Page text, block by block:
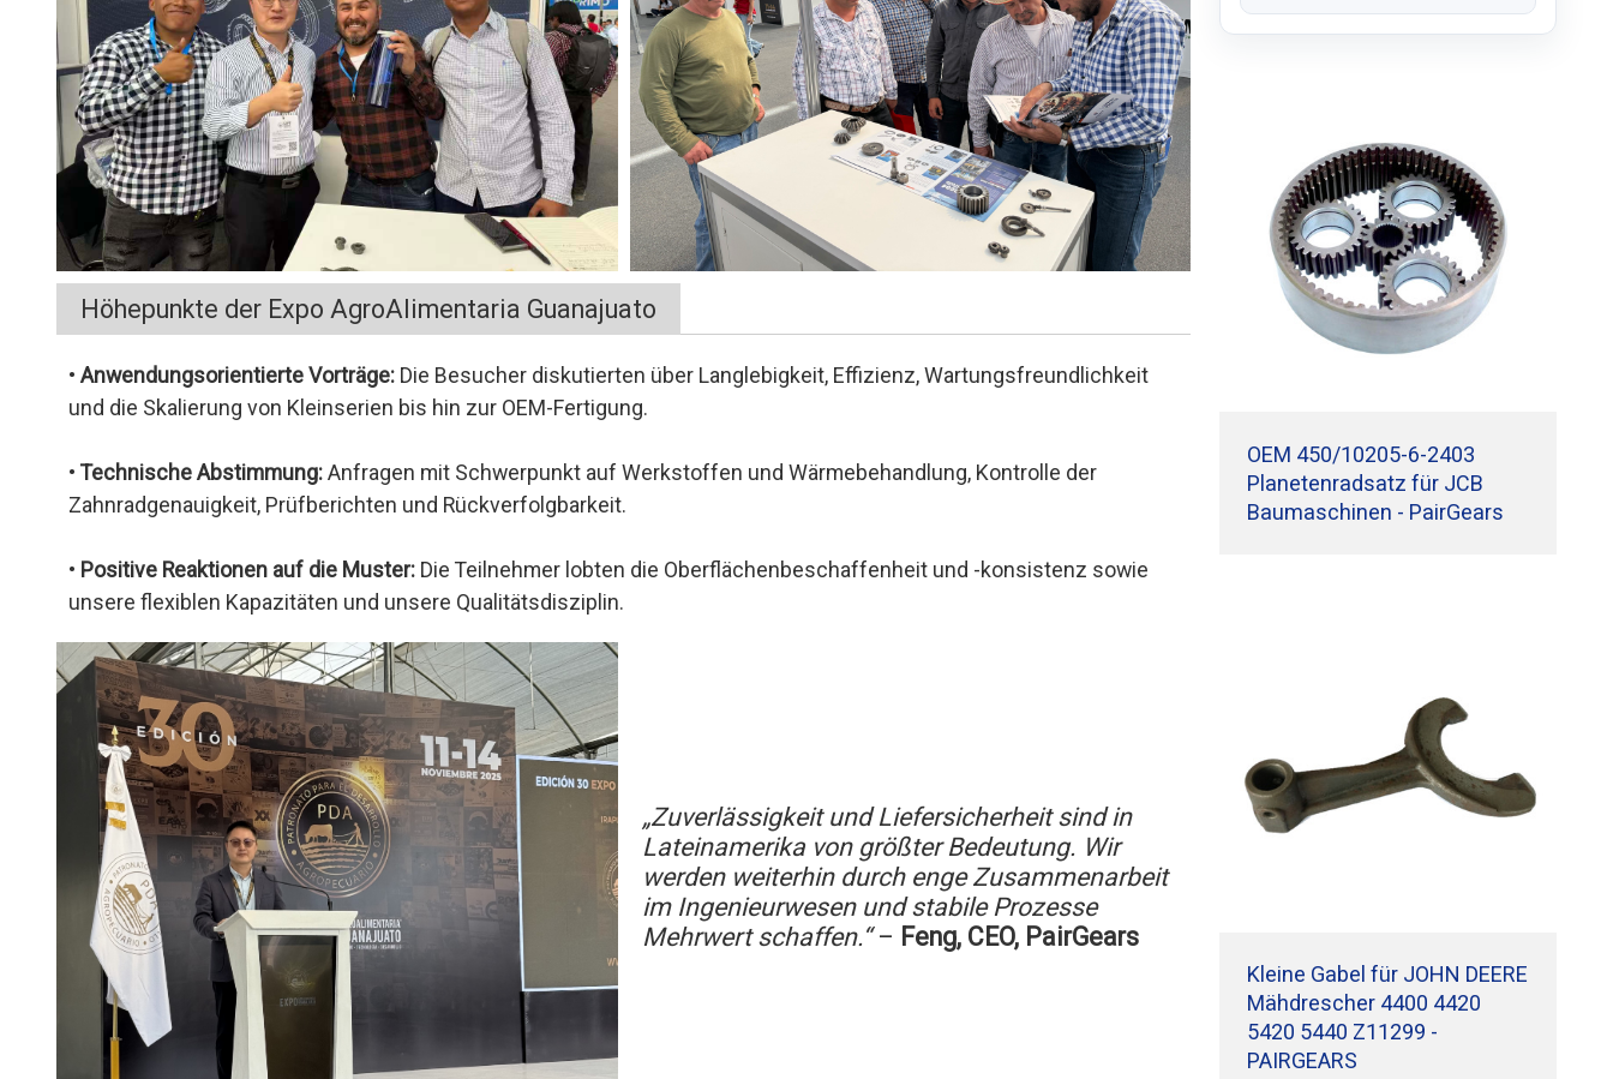
Höhepunkte der Expo AgroAlimentaria Guanajuato
• Anwendungsorientierte Vorträge:Die Besucher diskutierten über Langlebigkeit, Effizienz, Wartungsfreundlichkeit
und die Skalierung von Kleinserien bis hin zur OEM-Fertigung.
• Technische Abstimmung:Anfragen mit Schwerpunkt auf Werkstoffen und Wärmebehandlung, Kontrolle der
Zahnradgenauigkeit, Prüfberichten und Rückverfolgbarkeit.
• Positive Reaktionen auf die Muster:Die Teilnehmer lobten die Oberflächenbeschaffenheit und -konsistenz sowie
unsere flexiblen Kapazitäten und unsere Qualitätsdisziplin.
„Zuverlässigkeit und Liefersicherheit sind in
Lateinamerika von größter Bedeutung. Wir
werden weiterhin durch enge Zusammenarbeit
im Ingenieurwesen und stabile Prozesse
Mehrwert schaffen.“– Feng, CEO, PairGears
OEM 450/10205-6-2403
Planetenradsatz für JCB
Baumaschinen - PairGears
Kleine Gabel für JOHN DEERE
Mähdrescher 4400 4420
5420 5440 Z11299 -
PAIRGEARS